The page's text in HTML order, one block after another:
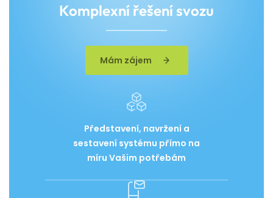
Komplexní řešení svozu
Mám zájem
Představení, navržení a
sestavení systému přímo na
míru Vašim potřebám